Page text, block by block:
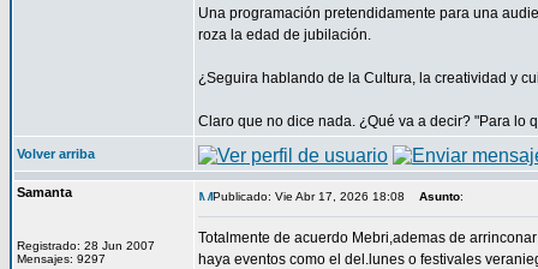
Una programación pretendidamente para una
roza la edad de jubilación.
¿Seguira hablando de la Cultura, la creatividad y
Claro que no dice nada. ¿Qué va a decir? "Para lo
Volver arriba
Samanta
Registrado: 28 Jun 2007
Mensajes: 9297
Publicado: Vie Abr 17, 2026 18:08 Asunto:
Totalmente de acuerdo Mebri,ademas de
haya eventos como el del.lunes o festivales